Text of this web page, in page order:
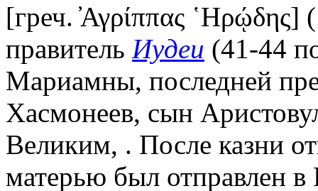
[греч. ̓Αγρίππας
правитель Иудеи (41-44
Мариамны, последней
Хасмонеев, сын
Великим, . После казни
матерью был отправлен в